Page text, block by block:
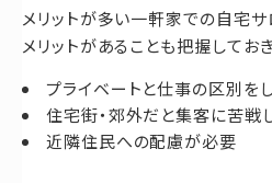
メリットが多い一軒家での自宅
メリットがあることも把握しておき
プライベートと仕事の区別を
住宅街・郊外だと集客に苦戦
近隣住民への配慮が必要